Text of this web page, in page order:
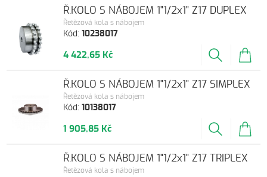
Kód:10238017
Řetězová kola s nábojem
Ř.KOLO S NÁBOJEM 1"1/2x1" Z17 DUPLEX
4 422,65 Kč
Kód:10138017
Řetězová kola s nábojem
Ř.KOLO S NÁBOJEM 1"1/2x1" Z17 SIMPLEX
1 905,85 Kč
Řetězová kola s nábojem
Ř.KOLO S NÁBOJEM 1"1/2x1" Z17 TRIPLEX